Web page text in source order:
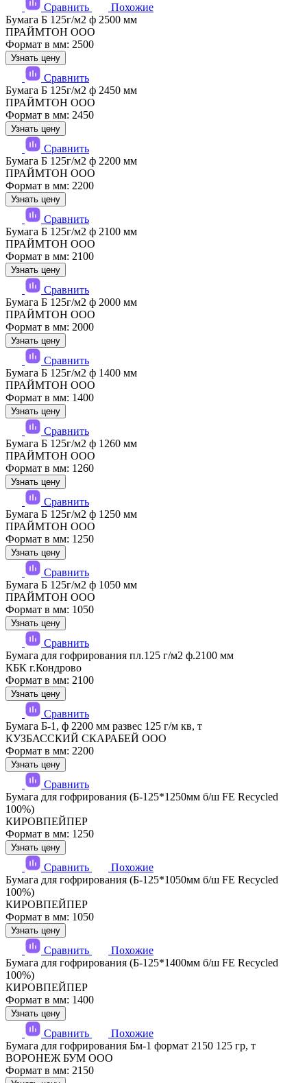
Сравнить
Похожие
Бумага Б 125г/м2 ф 2500 мм
ПРАЙМТОН ООО
Формат в мм: 2500
Узнать цену
Сравнить
Бумага Б 125г/м2 ф 2450 мм
ПРАЙМТОН ООО
Формат в мм: 2450
Узнать цену
Сравнить
Бумага Б 125г/м2 ф 2200 мм
ПРАЙМТОН ООО
Формат в мм: 2200
Узнать цену
Сравнить
Бумага Б 125г/м2 ф 2100 мм
ПРАЙМТОН ООО
Формат в мм: 2100
Узнать цену
Сравнить
Бумага Б 125г/м2 ф 2000 мм
ПРАЙМТОН ООО
Формат в мм: 2000
Узнать цену
Сравнить
Бумага Б 125г/м2 ф 1400 мм
ПРАЙМТОН ООО
Формат в мм: 1400
Узнать цену
Сравнить
Бумага Б 125г/м2 ф 1260 мм
ПРАЙМТОН ООО
Формат в мм: 1260
Узнать цену
Сравнить
Бумага Б 125г/м2 ф 1250 мм
ПРАЙМТОН ООО
Формат в мм: 1250
Узнать цену
Сравнить
Бумага Б 125г/м2 ф 1050 мм
ПРАЙМТОН ООО
Формат в мм: 1050
Узнать цену
Сравнить
Бумага для гофрирования пл.125 г/м2 ф.2100 мм
КБК г.Кондрово
Формат в мм: 2100
Узнать цену
Сравнить
Бумага Б-1, ф 2200 мм развес 125 г/м кв, т
КУЗБАССКИЙ СКАРАБЕЙ ООО
Формат в мм: 2200
Узнать цену
Сравнить
Бумага для гофрирования (Б-125*1250мм б/ш FE Recycled
100%)
КИРОВПЕЙПЕР
Формат в мм: 1250
Узнать цену
Сравнить
Похожие
Бумага для гофрирования (Б-125*1050мм б/ш FE Recycled
100%)
КИРОВПЕЙПЕР
Формат в мм: 1050
Узнать цену
Сравнить
Похожие
Бумага для гофрирования (Б-125*1400мм б/ш FE Recycled
100%)
КИРОВПЕЙПЕР
Формат в мм: 1400
Узнать цену
Сравнить
Похожие
Бумага для гофрирования Бм-1 формат 2150 125 гр, т
ВОРОНЕЖ БУМ ООО
Формат в мм: 2150